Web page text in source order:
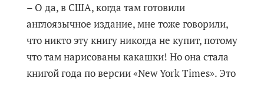
– О да, в США, когда там готовили
англоязычное издание, мне тоже говорили,
что никто эту книгу никогда не купит, потому
что там нарисованы какашки! Но она стала
книгой года по версии «New York Times». Это